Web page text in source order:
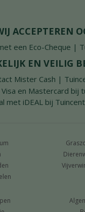
ACCEPTEREN
EN VEILIG